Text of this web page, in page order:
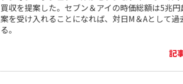
収を提案した。セブン＆アイの時価総額は5兆
を受け入れることになれば、対日M＆Aとして過
。
記